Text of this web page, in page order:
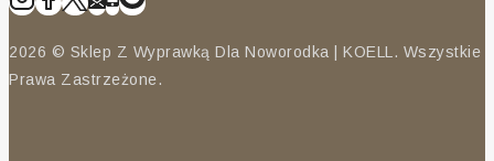
2026 © Sklep Z Wyprawką Dla Noworodka | KOELL. Wszystkie
Prawa Zastrzeżone.